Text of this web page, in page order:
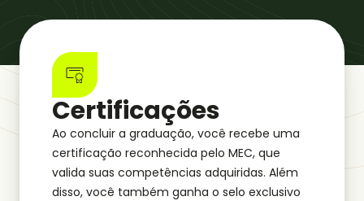
Certificações
Ao concluir a graduação, você recebe uma
certificação reconhecida pelo MEC, que
valida suas competências adquiridas. Além
disso, você também ganha o selo exclusivo